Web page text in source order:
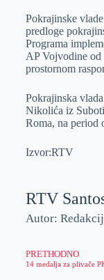
Pokrajinske
predloge
Programa
AP Vojvodine
prostornom
Pokrajinska
Nikolića iz
Roma, na period
Izvor:RTV
RTV
Autor:
PRETHODNO
14 medalja za plivače